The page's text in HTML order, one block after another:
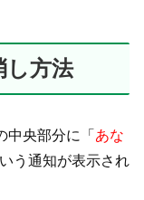
し方法
央部分に「 あな
う通知が表示され